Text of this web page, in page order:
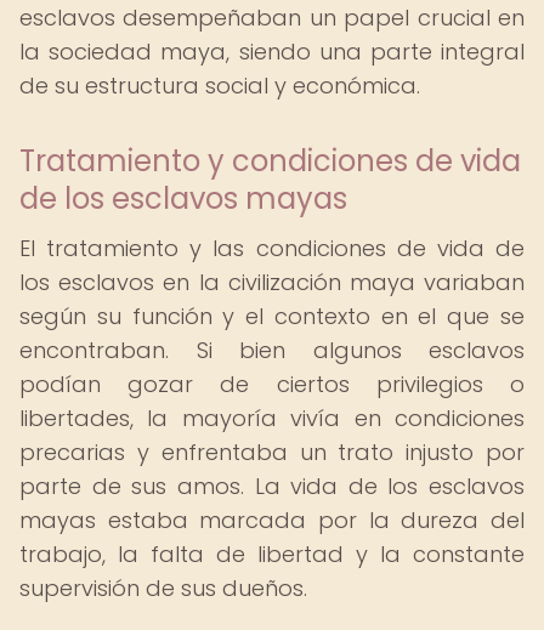
esclavos desempeñaban un papel crucial en
la sociedad maya, siendo una parte integral
de su estructura social y económica.
Tratamiento y condiciones de vida
de los esclavos mayas
El tratamiento y las condiciones de vida de
los esclavos en la civilización maya variaban
según su función y el contexto en el que se
encontraban. Si bien algunos esclavos
podían gozar de ciertos privilegios o
libertades, la mayoría vivía en condiciones
precarias y enfrentaba un trato injusto por
parte de sus amos. La vida de los esclavos
mayas estaba marcada por la dureza del
trabajo, la falta de libertad y la constante
supervisión de sus dueños.